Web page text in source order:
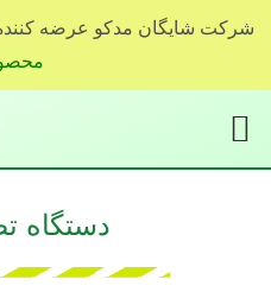
شرکت شایگان مدکو عرضه
دستگاه